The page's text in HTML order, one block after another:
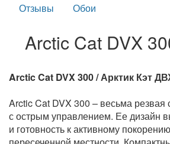
Отзывы
Обои
Arctic Cat DVX
Arctic Cat DVX 300 / Арктик Кэт
Arctic Cat DVX 300 – весьма резвая
с острым управлением. Ее дизайн
и готовность к активному